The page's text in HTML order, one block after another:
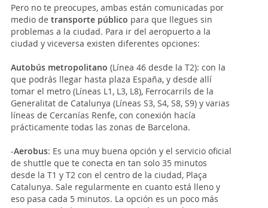
Pero no te preocupes, ambas están comunicadas por
medio de transporte público para que llegues sin
problemas a la ciudad. Para ir del aeropuerto a la
ciudad y viceversa existen diferentes opciones:
Autobús metropolitano (Línea 46 desde la T2): con la
que podrás llegar hasta plaza España, y desde allí
tomar el metro (Líneas L1, L3, L8), Ferrocarrils de la
Generalitat de Catalunya (Líneas S3, S4, S8, S9) y varias
líneas de Cercanías Renfe, con conexión hacía
prácticamente todas las zonas de Barcelona.
-Aerobus: Es una muy buena opción y el servicio oficial
de shuttle que te conecta en tan solo 35 minutos
desde la T1 y T2 con el centro de la ciudad, Plaça
Catalunya. Sale regularmente en cuanto está lleno y
eso pasa cada 5 minutos. La opción es un poco más